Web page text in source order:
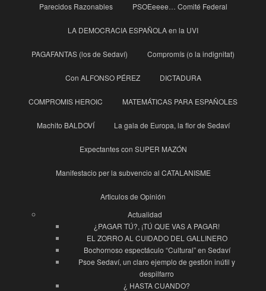
Parecidos Razonables PSOEeeee… Comité Federal
LA DEMOCRACIA ESPAÑOLA en la UVI
PAGAFANTAS (los de Sedaví) Compromís (o la indignitat)
Con ALFONSO PÉREZ DICTADURA
COMPROMIS HEROIC MATEMÁTICAS PARA ESPAÑOLES
Machito BALDOVÍ La gala de Europa, la flor de Sedaví
Expectantes con SUPER MAZÓN
Manifestacio per la subvencio al CATALANISME
Articulos de Opinión
Actualidad
¿PAGAR TÚ?, ¡TÚ QUE VAS A PAGAR!
EL ZORRO AL CUIDADO DEL GALLINERO
Bochornoso espectáculo “Cultural” en Sedaví
Psoe Sedaví, un claro ejemplo de gestión inútil y
despilfarro
¿ HASTA CUANDO?